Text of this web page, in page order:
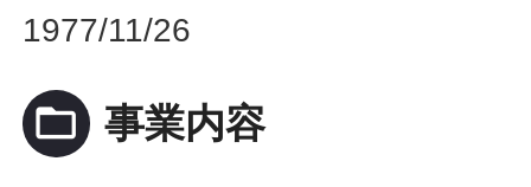
1977/11/26
folder_open 事業内容